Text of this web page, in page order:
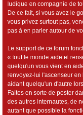
ludique en compagnie de
De ce fait, si vous avez le
vous privez surtout pas,
pas à en parler autour de
Le support de ce forum
« tout le monde aide et
quelqu'un vous vient en
renvoyez-lui l'ascenseur
aidant quelqu'un d'autre
Faites en sorte de poster
des autres internautes, de
autant que possible la